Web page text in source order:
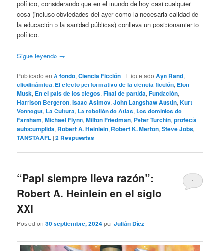
político, considerando que en el mundo de hoy casi cualquier
cosa (incluso obviedades del ayer como la necesaria calidad de
la educación o la sanidad públicas) conlleva un posicionamiento
político.
Sigue leyendo →
Publicado en A fondo,Ciencia Ficción | Etiquetado Ayn Rand,
cliodinámica, El efecto performativo de la ciencia ficción, Elon
Musk, En el país de los ciegos,Final de partida,Fundación,
Harrison Bergeron,Isaac Asimov,John Langshaw Austin,Kurt
Vonnegut, La Cultura, La rebelión de Atlas, Los dominios de
Farnham,Michael Flynn,Milton Friedman, Peter Turchin,profecía
autocumplida, Robert A. Heinlein, Robert K. Merton,Steve Jobs,
TANSTAAFL |2 Respuestas
“Papi siempre lleva razón”:
Robert A. Heinlein en el siglo
XXI
Posted on30 septiembre, 2024porJulián Díez
1